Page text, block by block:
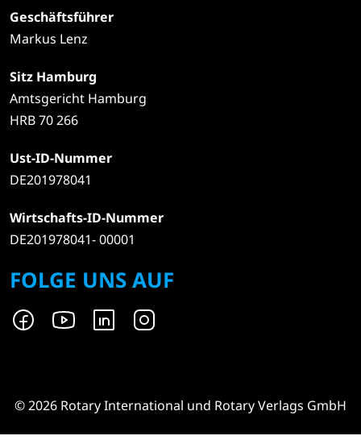
Geschäftsführer
Markus Lenz
Sitz Hamburg
Amtsgericht Hamburg
HRB 70 266
Ust-ID-Nummer
DE201978041
Wirtschafts-ID-Nummer
DE201978041- 00001
FOLGE UNS AUF
© 2026 Rotary International und Rotary Verlags GmbH